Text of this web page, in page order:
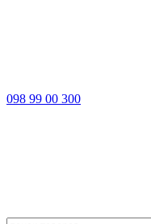
098 99 00 300